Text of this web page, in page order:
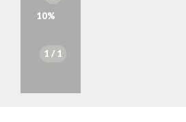
10%
1 / 1